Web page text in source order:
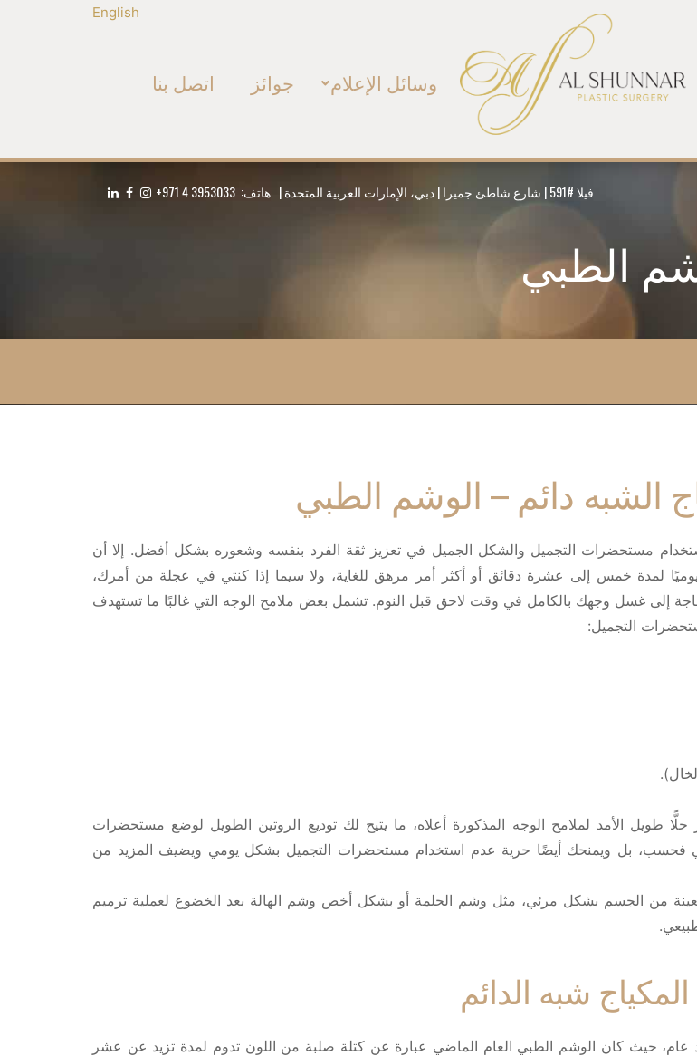
English
وسائل الإعلام جوائز اتصل بنا
+971 4 3953033 فيلا #591 | شارع شاطئ جميرا | دبي، الإمارات العربية المتحدة | هاتف:
الطبي
الشبه دائم – الوشم الطبي
مستحضرات التجميل والشكل الجميل في تعزيز ثقة الفرد بنفسه وشعوره بشكل أفضل. إلا أن
يوميًا لمدة خمس إلى عشرة دقائق أو أكثر أمر مرهق للغاية، ولا سيما إذا كنتي في عجلة من أمرك،
إلى غسل وجهك بالكامل في وقت لاحق قبل النوم. تشمل بعض ملامح الوجه التي غالبًا ما تستهدف
التجميل:
طويل الأمد لملامح الوجه المذكورة أعلاه، ما يتيح لك توديع الروتين الطويل لوضع مستحضرات
فحسب، بل ويمنحك أيضًا حرية عدم استخدام مستحضرات التجميل بشكل يومي ويضيف المزيد من
من الجسم بشكل مرئي، مثل وشم الحلمة أو بشكل أخص وشم الهالة بعد الخضوع لعملية ترميم
شبه الدائم
عام، حيث كان الوشم الطبي العام الماضي عبارة عن كتلة صلبة من اللون تدوم لمدة تزيد عن عشر